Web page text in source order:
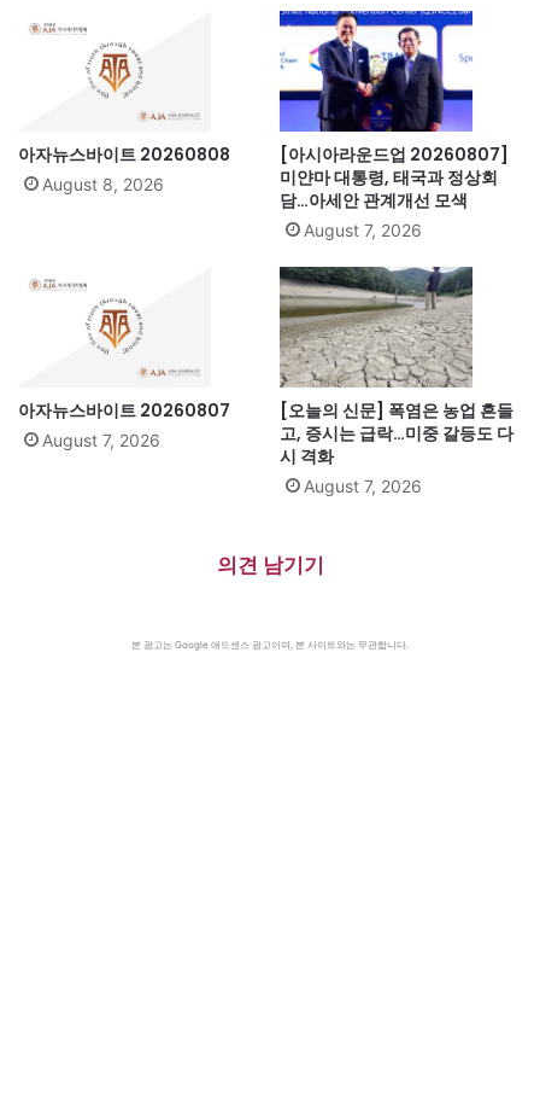
아자뉴스바이트 20260808
August 8, 2026
[아시아라운드업 20260807]
미얀마 대통령, 태국과 정상회
담…아세안 관계개선 모색
August 7, 2026
아자뉴스바이트 20260807
August 7, 2026
[오늘의 신문] 폭염은 농업 흔들
고, 증시는 급락…미중 갈등도 다
시 격화
August 7, 2026
의견 남기기
본 광고는 Google 애드센스 광고이며, 본 사이트와는 무관합니다.